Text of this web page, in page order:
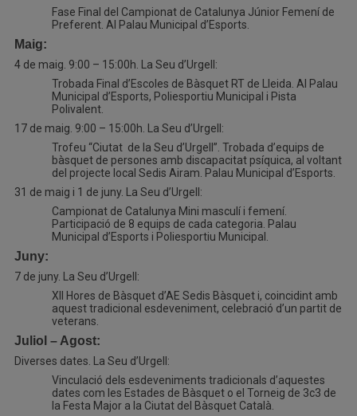
Fase Final del Campionat de Catalunya Júnior Femení de
Preferent. Al Palau Municipal d’Esports.
Maig:
4 de maig. 9:00 – 15:00h. La Seu d’Urgell:
Trobada Final d’Escoles de Bàsquet RT de Lleida. Al Palau
Municipal d’Esports, Poliesportiu Municipal i Pista
Polivalent.
17 de maig. 9:00 – 15:00h. La Seu d’Urgell:
Trofeu “Ciutat de la Seu d’Urgell”. Trobada d’equips de
bàsquet de persones amb discapacitat psíquica, al voltant
del projecte local Sedis Airam. Palau Municipal d’Esports.
31 de maig i 1 de juny. La Seu d’Urgell:
Campionat de Catalunya Mini masculí i femení.
Participació de 8 equips de cada categoria. Palau
Municipal d’Esports i Poliesportiu Municipal.
Juny:
7 de juny. La Seu d’Urgell:
XII Hores de Bàsquet d’AE Sedis Bàsquet i, coincidint amb
aquest tradicional esdeveniment, celebració d’un partit de
veterans.
Juliol – Agost:
Diverses dates. La Seu d’Urgell:
Vinculació dels esdeveniments tradicionals d’aquestes
dates com les Estades de Bàsquet o el Torneig de 3c3 de
la Festa Major a la Ciutat del Bàsquet Català.